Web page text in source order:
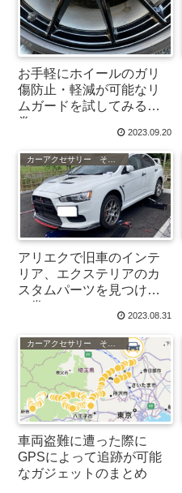
お手軽にホイールのガリ
傷防止・軽減が可能なリ
ムガードを試してみるの
巻
2023.09.20
アリエクで旧車のインテ
リア、エクステリアのカ
スタムパーツを見つける
の巻
2023.08.31
車両盗難に遭った際に
GPSによって追跡が可能
なガジェットのまとめ